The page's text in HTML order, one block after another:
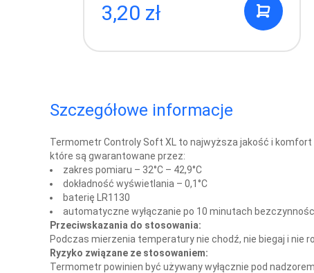
3,20 zł
Szczegółowe informacje
Termometr Controly Soft XL to najwyższa jakość i
które są gwarantowane przez:
zakres pomiaru – 32°C – 42,9°C
dokładność wyświetlania – 0,1°C
baterię LR1130
automatyczne wyłączanie po 10 minutach
Przeciwskazania do stosowania:
Podczas mierzenia temperatury nie chodź, nie biegaj i nie
Ryzyko związane ze stosowaniem:
Termometr powinien być używany wyłącznie pod nadzorem